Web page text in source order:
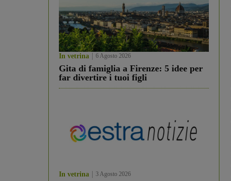
In vetrina 6 Agosto 2026
Gita di famiglia a Firenze: 5 idee per
far divertire i tuoi figli
In vetrina 3 Agosto 2026